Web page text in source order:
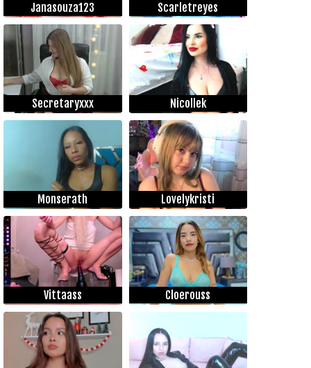
Janasouza123 Scarletreyes
Secretaryxxx Nicollek
Monserath Lovelykristi
Vittaass Cloerouss